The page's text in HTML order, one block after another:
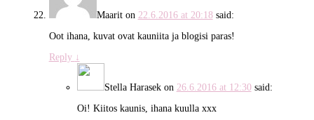
Maariton 22.6.2016 at 20:18 said:
Oot ihana, kuvat ovat kauniita ja blogisi paras!
Reply ↓
Stella Harasekon 26.6.2016 at 12:30 said:
Oi! Kiitos kaunis, ihana kuulla xxx